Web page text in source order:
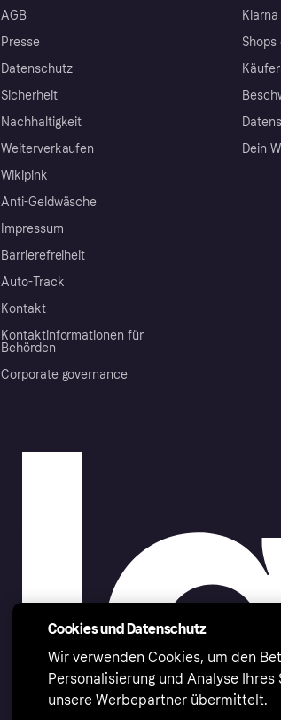
AGB
Presse
Datenschutz
Sicherheit
Nachhaltigkeit
Weiterverkaufen
Wikipink
Anti-Geldwäsche
Impressum
Barrierefreiheit
Auto-Track
Kontakt
Kontaktinformationen für
Behörden
Corporate governance
Dein
Cookies und Datenschutz
Wir verwenden Cookies, um den
Personalisierung und Analyse
unsere Werbepartner übermittelt.